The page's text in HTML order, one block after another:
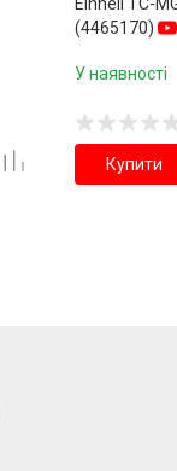
(4465170)
У наявності
Купити